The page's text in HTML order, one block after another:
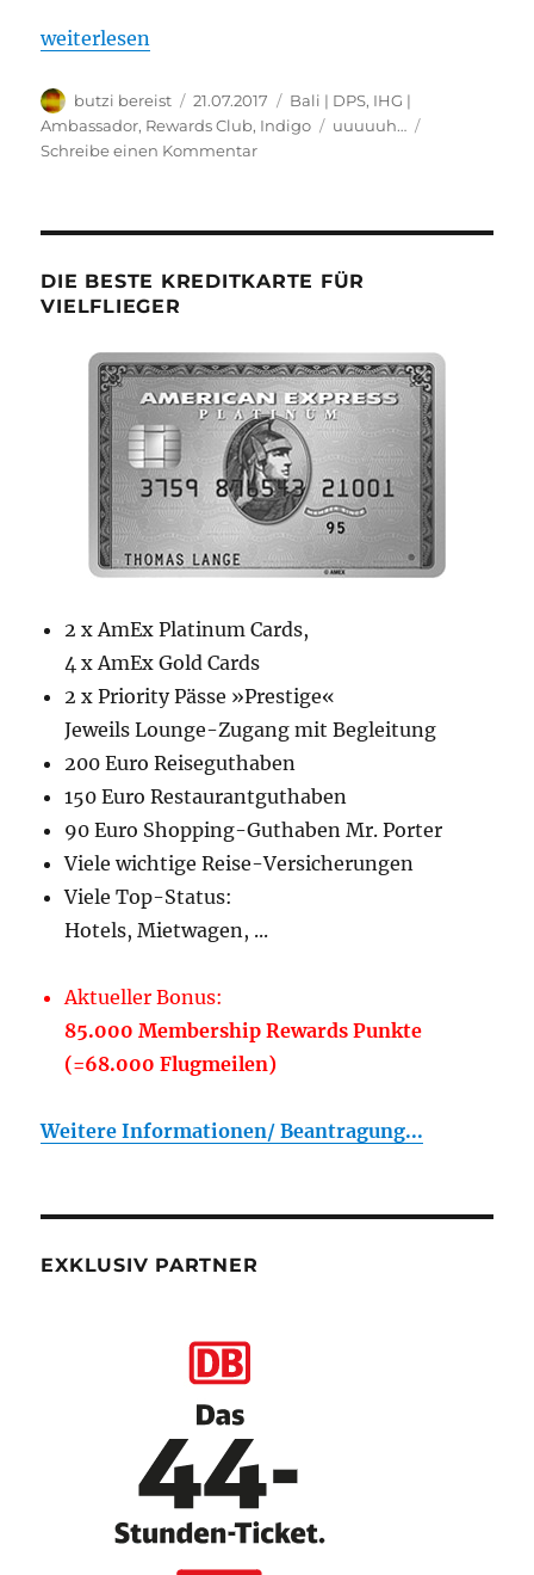
„Indigo Bali Seminyak Beach“
weiterlesen
Autor
butzi bereist
Veröffentlicht
am
21.07.2017 Kategorien
Bali | DPS, IHG |
Ambassador, Rewards Club, Indigo Schlagwörter
uuuuuh…
Schreibe einen Kommentarzu
DIE BESTE KREDITKARTE FÜR
VIELFLIEGER
2 x AmEx Platinum Cards,
4 x AmEx Gold Cards
2 x Priority Pässe »Prestige«
Jeweils Lounge-Zugang mit Begleitung
200 Euro Reiseguthaben
150 Euro Restaurantguthaben
90 Euro Shopping-Guthaben Mr. Porter
Viele wichtige Reise-Versicherungen
Viele Top-Status:
Hotels, Mietwagen, ...
Aktueller Bonus:
85.000 Membership Rewards Punkte
(=68.000 Flugmeilen)
Weitere Informationen/ Beantragung...
EXKLUSIV PARTNER